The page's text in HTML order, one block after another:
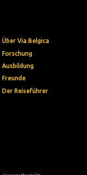
Über Via Belgica
Forschung
Ausbildung
Freunde
Der Reiseführer